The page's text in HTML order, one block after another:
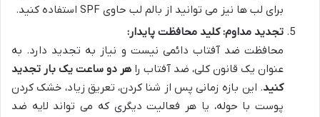
برای لب ها نیز می توانید از بالم لب حاوی SPF استفاده کنید.
تجدید مداوم: کلید محافظت پایدار:
محافظت ضد آفتاب دائمی نیست و نیاز به تجدید دارد. به
عنوان یک قانون کلی، ضد آفتاب را هر دو ساعت یک بار تجدید
کنید. این بازه زمانی پس از شنا کردن، تعریق زیاد، خشک کردن
پوست با حوله، یا هر فعالیت دیگری که می تواند لایه ضد